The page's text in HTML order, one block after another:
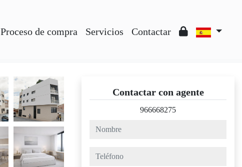
Proceso de compra Servicios Contactar
Contactar con agente
966668275
nombre
teléfono